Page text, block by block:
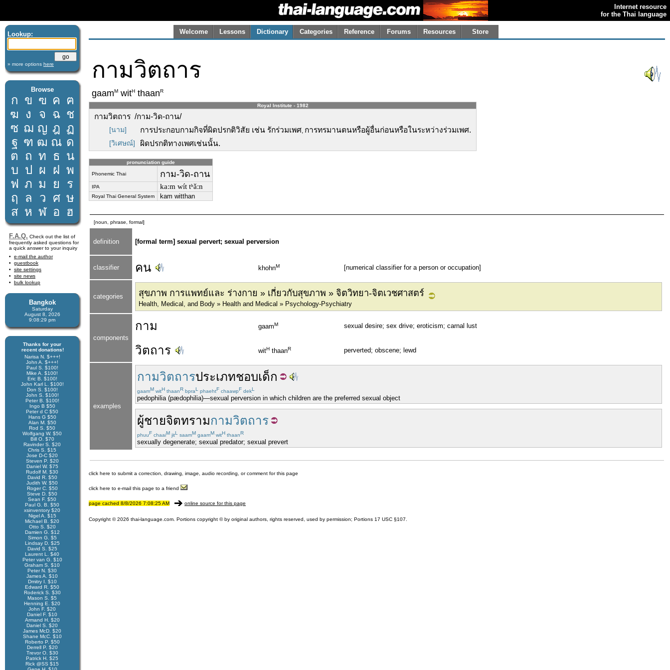
Internet resource
for the Thai language
Lookup:
» more options here
Browse
ก ข ฃ ค ฅ
ฆ ง จ ฉ ช
ซ ฌ ญ ฎ ฏ
ฐ ฑ ฒ ณ ด
ต ถ ท ธ น
บ ป ผ ฝ พ
ฟ ภ ม ย
ร
ฤ
ล ว ศ ษ
ส ห ฬ อ ฮ
F.A.Q. Check out the list of
frequently asked questions for
a quick answer to your inquiry
e-mail the author
guestbook
site settings
site news
bulk lookup
Bangkok
Saturday
August 8, 2026
9:08:29 pm
Thanks for your
recent donations!
Narisa N. $+++!
John A. $+++!
Paul S. $100!
Mike A. $100!
Eric B. $100!
John Karl L. $100!
Don S. $100!
John S. $100!
Peter B. $100!
Ingo B $50
Peter d C $50
Hans G $50
Alan M. $50
Rod S. $50
Wolfgang W. $50
Bill O. $70
Ravinder S. $20
Chris S. $15
Jose D-C $20
Steven P. $20
Daniel W. $75
Rudolf M. $30
David R. $50
Judith W. $50
Roger C. $50
Steve D. $50
Sean F. $50
Paul G. B. $50
xsinventory $20
Nigel A. $15
Michael B. $20
Otto S. $20
Damien G. $12
Simon G. $5
Lindsay D. $25
David S. $25
Laurent L. $40
Peter van G. $10
Graham S. $10
Peter N. $30
James A. $10
Dmitry I. $10
Edward R. $50
Roderick S. $30
Mason S. $5
Henning E. $20
John F. $20
Daniel F. $10
Armand H. $20
Daniel S. $20
James McD. $20
Shane McC. $10
Roberto P. $50
Derrell P. $20
Trevor O. $30
Patrick H. $25
Rick @SS $15
Welcome Lessons Dictionary Categories Reference Forums Resources Store
กามวิตถาร
gaamM witH thaanR
Royal Institute - 1982
กามวิตถาร /กาม-วิด-ถาน/
[นาม] การประกอบกามกิจที่ผิดปรกติวิสัย เช่น รักร่วมเพศ, การทรมานตนหรือผู้อื่นก่อนหรือในระหว่างร่วมเพศ.
[วิเศษณ์] ผิดปรกติทางเพศเช่นนั้น.
pronunciation guide
Phonemic Thai กาม-วิด-ถาน
IPA kaːm wít tʰǎːn
Royal Thai General System kam witthan
[noun, phrase, formal]
definition [formal term] sexual pervert; sexual perversion
classifier คน khohnM [numerical classifier for a person or occupation]
categories สุขภาพ การแพทย์และ ร่างกาย » เกี่ยวกับสุขภาพ » จิตวิทยา-จิตเวชศาสตร์
Health, Medical, and Body » Health and Medical » Psychology-Psychiatry
components
กาม gaamM sexual desire; sex drive; eroticism; carnal lust
วิตถาร witH thaanR perverted; obscene; lewd
examples
กามวิตถารประเภทชอบเด็ก
gaamM witH thaanR bpraL phaehtF chaawpF dekL
pedophilia (pædophilia)—sexual perversion in which children are the preferred sexual object
ผู้ชายจิตทรามกามวิตถาร
phuuF chaaiM jitL saamM gaamM witH thaanR
sexually degenerate; sexual predator; sexual prevert
click here to submit a correction, drawing, image, audio recording, or comment for this page
click here to e-mail this page to a friend
page cached 8/8/2026 7:08:25 AM online source for this page
Copyright © 2026 thai-language.com. Portions copyright © by original authors, rights reserved, used by permission; Portions 17 USC §107